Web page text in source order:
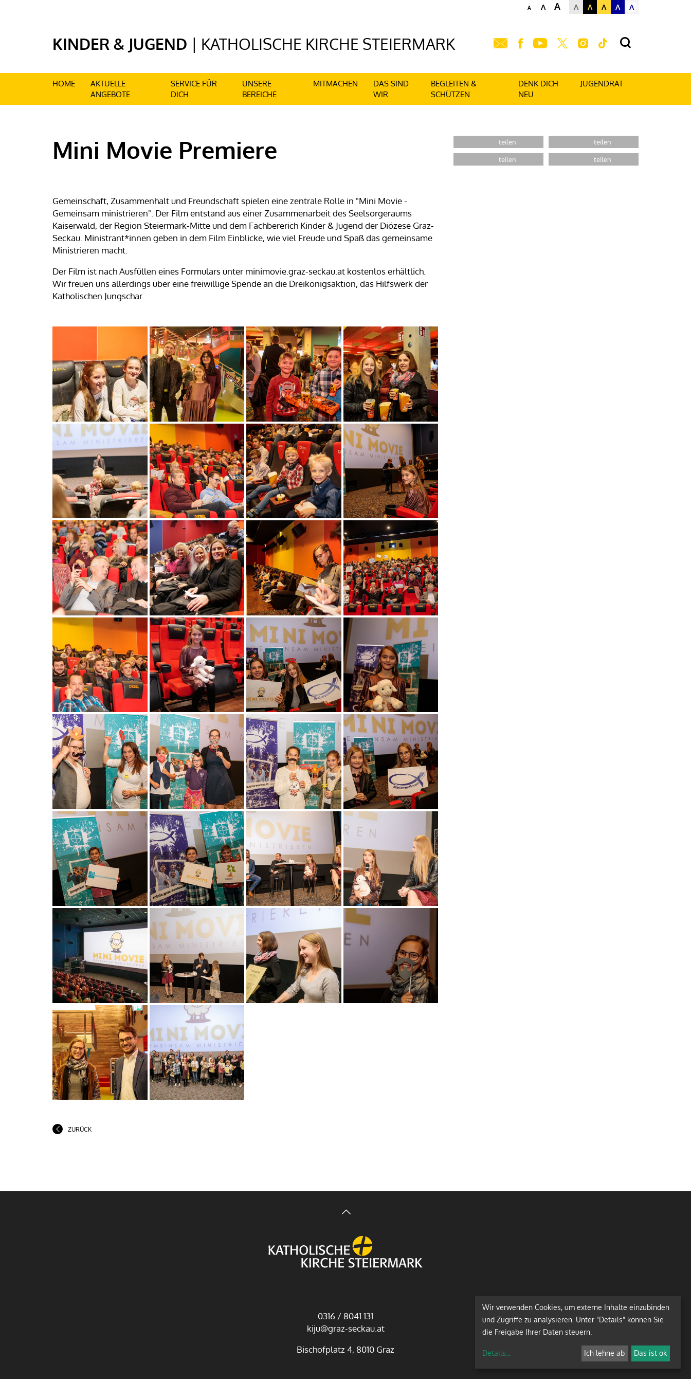
A A A A A A A A
HOME
AKTUELLE
ANGEBOTE
SERVICE FÜR
DICH
UNSERE
BEREICHE
MITMACHEN
DAS SIND
WIR
BEGLEITEN &
SCHÜTZEN
DENK DICH
NEU
JUGENDRAT
Mini Movie Premiere
Gemeinschaft, Zusammenhalt und Freundschaft spielen eine zentrale Rolle in "Mini Movie -
Gemeinsam ministrieren". Der Film entstand aus einer Zusammenarbeit des Seelsorgeraums
Kaiserwald, der Region Steiermark-Mitte und dem Fachbererich Kinder & Jugend der Diözese Graz-
Seckau. Ministrant*innen geben in dem Film Einblicke, wie viel Freude und Spaß das gemeinsame
Ministrieren macht.
Der Film ist nach Ausfüllen eines Formulars unter minimovie.graz-seckau.at kostenlos erhältlich.
Wir freuen uns allerdings über eine freiwillige Spende an die Dreikönigsaktion, das Hilfswerk der
Katholischen Jungschar.
ZURÜCK
0316 / 8041 131
kiju@graz-seckau.at
Bischofplatz 4, 8010 Graz
Wir verwenden Cookies, um externe Inhalte einzubinden
und Zugriffe zu analysieren. Unter "Details" können Sie
die Freigabe Ihrer Daten steuern.
Details... Ich lehne ab Das ist ok